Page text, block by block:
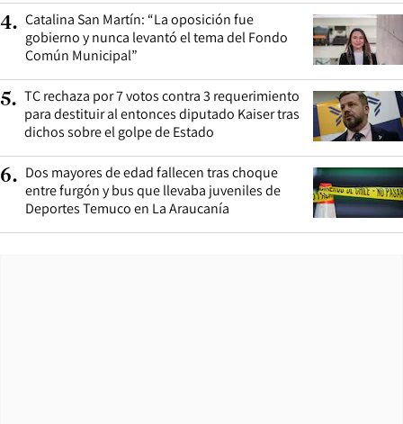
4. Catalina San Martín: “La oposición fue
gobierno y nunca levantó el tema del Fondo
Común Municipal”
5. TC rechaza por 7 votos contra 3 requerimiento
para destituir al entonces diputado Kaiser tras
dichos sobre el golpe de Estado
6. Dos mayores de edad fallecen tras choque
entre furgón y bus que llevaba juveniles de
Deportes Temuco en La Araucanía